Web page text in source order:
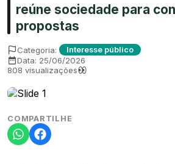
reúne sociedade para
propostas
Categoria: Interesse público
Data: 25/06/2026
808 visualizações
COMPARTILHE